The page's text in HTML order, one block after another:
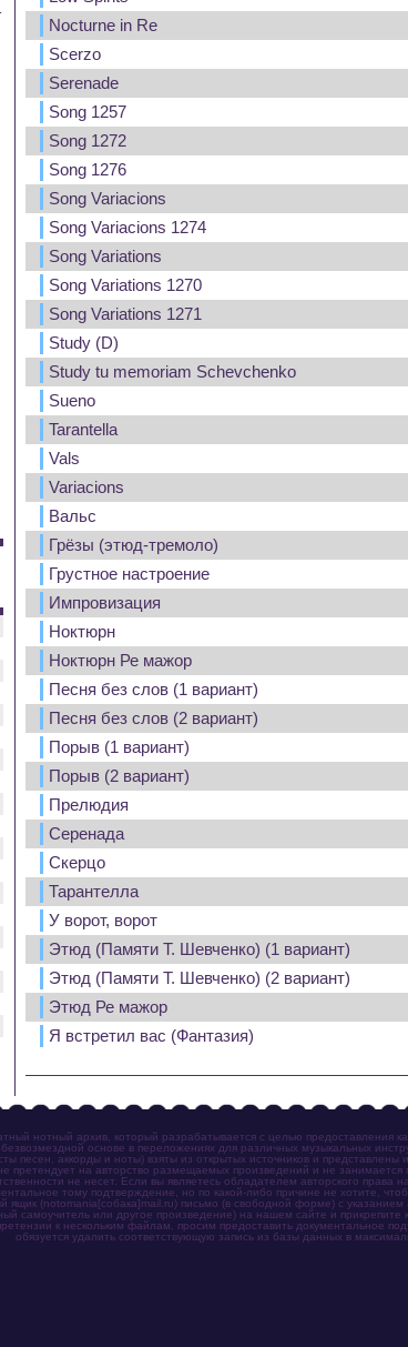
Nocturne in Re
Scerzo
Serenade
Song 1257
Song 1272
Song 1276
Song Variacions
Song Variacions 1274
Song Variations
Song Variations 1270
Song Variations 1271
Study (D)
Study tu memoriam Schevchenko
Sueno
Tarantella
Vals
Variacions
Вальс
Грёзы (этюд-тремоло)
Грустное настроение
Импровизация
Ноктюрн
Ноктюрн Ре мажор
Песня без слов (1 вариант)
Песня без слов (2 вариант)
Порыв (1 вариант)
Порыв (2 вариант)
Прелюдия
Серенада
Скерцо
Тарантелла
У ворот, ворот
Этюд (Памяти Т. Шевченко) (1 вариант)
Этюд (Памяти Т. Шевченко) (2 вариант)
Этюд Ре мажор
Я встретил вас (Фантазия)
нотный архив, который разрабатывается с целью предоставления
основе в переложениях для различных музыкальных
песен, аккорды и ноты) взяты из открытых источников и
претендует на авторство размещаемых произведений и не занимается
не несет. Если вы являетесь обладателем авторского
тому подтверждение, но по какой-либо причине не хотите,
(notomania[собака]mail.ru) письмо (в свободной форме) с указанием
самоучитель или другое произведение) на нашем сайте и
к нескольким файлам, просим предоставить документальное
обязуется удалить соответствующую запись из базы данных в